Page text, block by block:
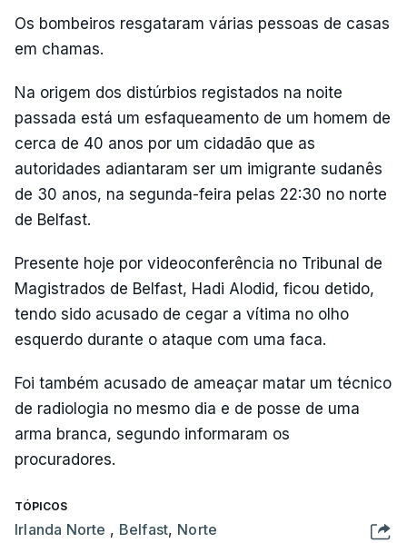
Os bombeiros resgataram várias pessoas de casas
em chamas.
Na origem dos distúrbios registados na noite
passada está um esfaqueamento de um homem de
cerca de 40 anos por um cidadão que as
autoridades adiantaram ser um imigrante sudanês
de 30 anos, na segunda-feira pelas 22:30 no norte
de Belfast.
Presente hoje por videoconferência no Tribunal de
Magistrados de Belfast, Hadi Alodid, ficou detido,
tendo sido acusado de cegar a vítima no olho
esquerdo durante o ataque com uma faca.
Foi também acusado de ameaçar matar um técnico
de radiologia no mesmo dia e de posse de uma
arma branca, segundo informaram os
procuradores.
TÓPICOS
Irlanda Norte , Belfast, Norte